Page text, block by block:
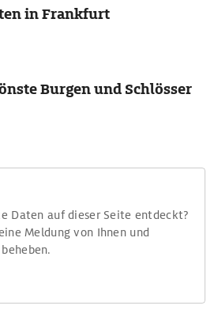
in Frankfurt
Burgen und Schlösser
Daten auf dieser Seite entdeckt?
Meldung von Ihnen und